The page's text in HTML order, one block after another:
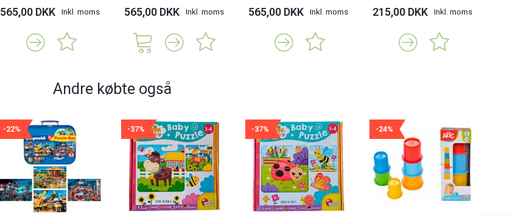
565,00 DKK Inkl. moms 565,00 DKK Inkl. moms 565,00 DKK Inkl. moms 215,00 DKK Inkl. moms
Andre købte også
-22% -37% -37% -24%